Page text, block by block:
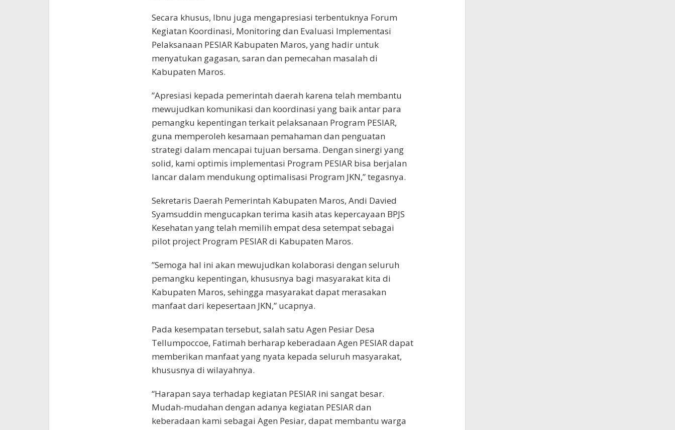
Secara khusus, Ibnu juga mengapresiasi terbentuknya Forum
Kegiatan Koordinasi, Monitoring dan Evaluasi Implementasi
Pelaksanaan PESIAR Kabupaten Maros, yang hadir untuk
menyatukan gagasan, saran dan pemecahan masalah di
Kabupaten Maros.
”Apresiasi kepada pemerintah daerah karena telah membantu
mewujudkan komunikasi dan koordinasi yang baik antar para
pemangku kepentingan terkait pelaksanaan Program PESIAR,
guna memperoleh kesamaan pemahaman dan penguatan
strategi dalam mencapai tujuan bersama. Dengan sinergi yang
solid, kami optimis implementasi Program PESIAR bisa berjalan
lancar dalam mendukung optimalisasi Program JKN,” tegasnya.
Sekretaris Daerah Pemerintah Kabupaten Maros, Andi Davied
Syamsuddin mengucapkan terima kasih atas kepercayaan BPJS
Kesehatan yang telah memilih empat desa setempat sebagai
pilot project Program PESIAR di Kabupaten Maros.
”Semoga hal ini akan mewujudkan kolaborasi dengan seluruh
pemangku kepentingan, khususnya bagi masyarakat kita di
Kabupaten Maros, sehingga masyarakat dapat merasakan
manfaat dari kepesertaan JKN,” ucapnya.
Pada kesempatan tersebut, salah satu Agen Pesiar Desa
Tellumpoccoe, Fatimah berharap keberadaan Agen PESIAR dapat
memberikan manfaat yang nyata kepada seluruh masyarakat,
khususnya di wilayahnya.
“Harapan saya terhadap kegiatan PESIAR ini sangat besar.
Mudah-mudahan dengan adanya kegiatan PESIAR dan
keberadaan kami sebagai Agen Pesiar, dapat membantu warga